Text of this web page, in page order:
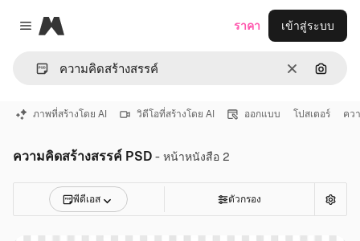
Close menu
Magnific
ชัดเจนค้นหา
ราคา เข้าสู่ระบบ
ภาพที่สร้างโดย AI วิดีโอที่สร้างโดย AI ออกแบบ โปสเตอร์ คว
ความคิดสร้างสรรค์ PSD - หน้าหนังสือ 2
พีดีเอส ตัวกรอง